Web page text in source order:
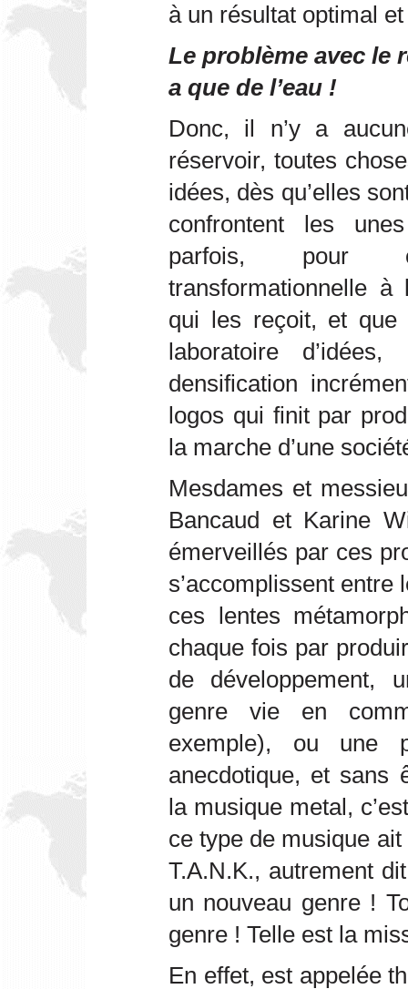
à un résultat optimal
Le problème avec le
a que de l’eau !
Donc, il n’y a
réservoir, toutes
idées, dès qu’elles
confrontent les
parfois, pour
transformationnelle
qui les reçoit, et que
laboratoire
densification
logos qui finit par
la marche d’une
Mesdames et
Bancaud et Karine
émerveillés par ces
s’accomplissent entre
ces lentes
chaque fois par
de développement,
genre vie en
exemple), ou une
anecdotique, et sans
la musique metal,
ce type de musique
T.A.N.K., autrement
un nouveau genre !
genre ! Telle est la
En effet, est appelée